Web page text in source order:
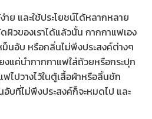
ย และใช้ประโยชน์ได้หลากหลาย
ผิวของเราได้แล้วนั้น กากกาแฟเอง
นอับ หรือกลิ่นไม่พึงประสงค์ต่างๆ
งแค่นำกากกาแฟใส่ถ้วยหรือกระปุก
ไปวางไว้ในตู้เสื้อผ้าหรือลิ้นชัก
อับที่ไม่พึงประสงค์ก็จะหมดไป และ